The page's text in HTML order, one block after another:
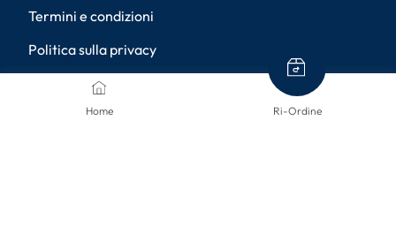
Home Ri-Ordine
Termini e condizioni
Politica sulla privacy
Dati aziendali
Metodi di spedizione